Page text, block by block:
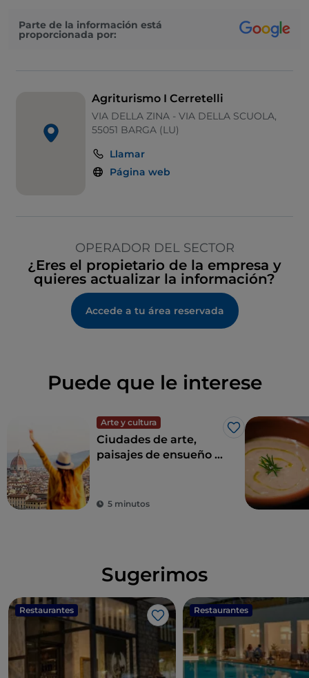
Mastercard
Parte de la información está
proporcionada por:
Agriturismo I Cerretelli
VIA DELLA ZINA - VIA DELLA SCUOLA,
55051 BARGA (LU)
Llamar
Página web
OPERADOR DEL SECTOR
¿Eres el propietario de la empresa y
quieres actualizar la información?
Accede a tu área reservada
Puede que le interese
Arte y cultura
Me gusta
Ciudades de arte,
paisajes de ensueño y
de todo turista
5 minutos
Sugerimos
Restaurantes
Me gusta
Restaurantes